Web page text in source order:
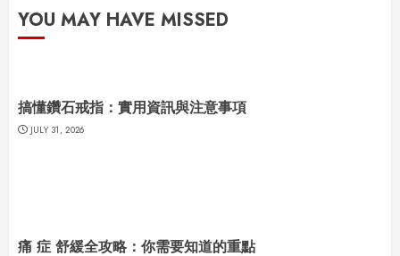
YOU MAY HAVE MISSED
搞懂鑽石戒指：實用資訊與注意事項
JULY 31, 2026
痛 症 舒緩全攻略：你需要知道的重點